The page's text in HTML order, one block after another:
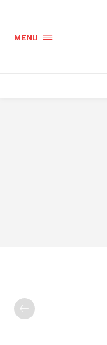
MENU